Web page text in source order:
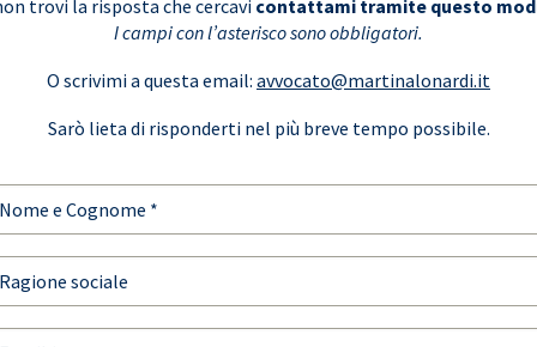
trovi la risposta che cercavi contattami tramite questo
I campi con l’asterisco sono obbligatori.
O scrivimi a questa email: avvocato@martinalonardi.it
Sarò lieta di risponderti nel più breve tempo possibile.